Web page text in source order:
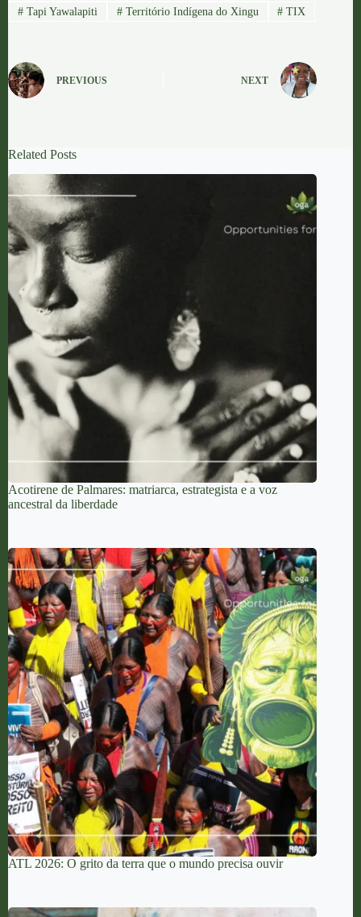
#Tapi Yawalapiti #Território Indígena do Xingu # TIX
PREVIOUS NEXT
Related Posts
Acotirene de Palmares: matriarca, estrategista e a voz
ancestral da liberdade
ATL 2026: O grito da terra que o mundo precisa ouvir